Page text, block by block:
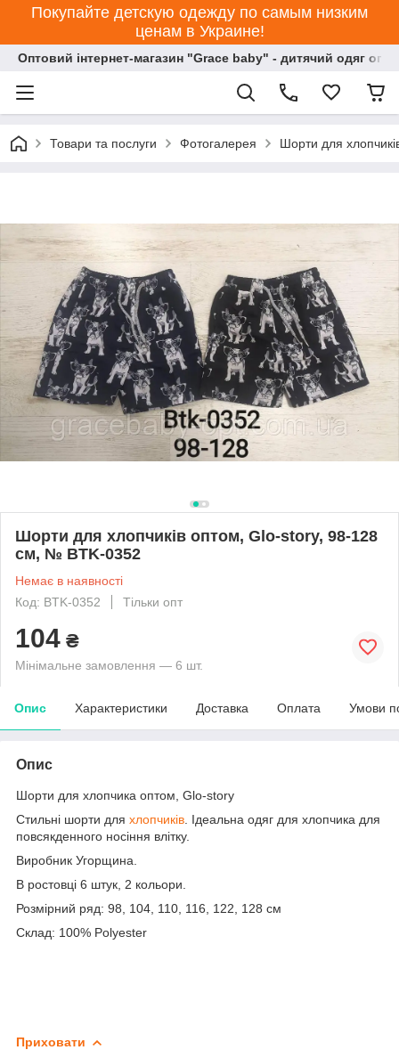
Покупайте детскую одежду по самым низким
ценам в Украине!
Оптовий інтернет-магазин "Grace baby" - дитячий одяг
Товари та послуги Фотогалерея Шорти для
Шорти для хлопчиків оптом, Glo-story, 98-128
см, № BTK-0352
Немає в наявності
Код: BTK-0352
Тільки опт
104 ₴
Мінімальне замовлення — 6 шт.
Опис Характеристики Доставка Оплата Умови
Опис
Шорти для хлопчика оптом, Glo-story
Стильні шорти для хлопчиків . Ідеальна одяг для хлопчика для
повсякденного носіння влітку.
Виробник Угорщина.
В ростовці 6 штук, 2 кольори.
Розмірний ряд: 98, 104, 110, 116, 122, 128 см
Склад: 100% Polyester
Приховати